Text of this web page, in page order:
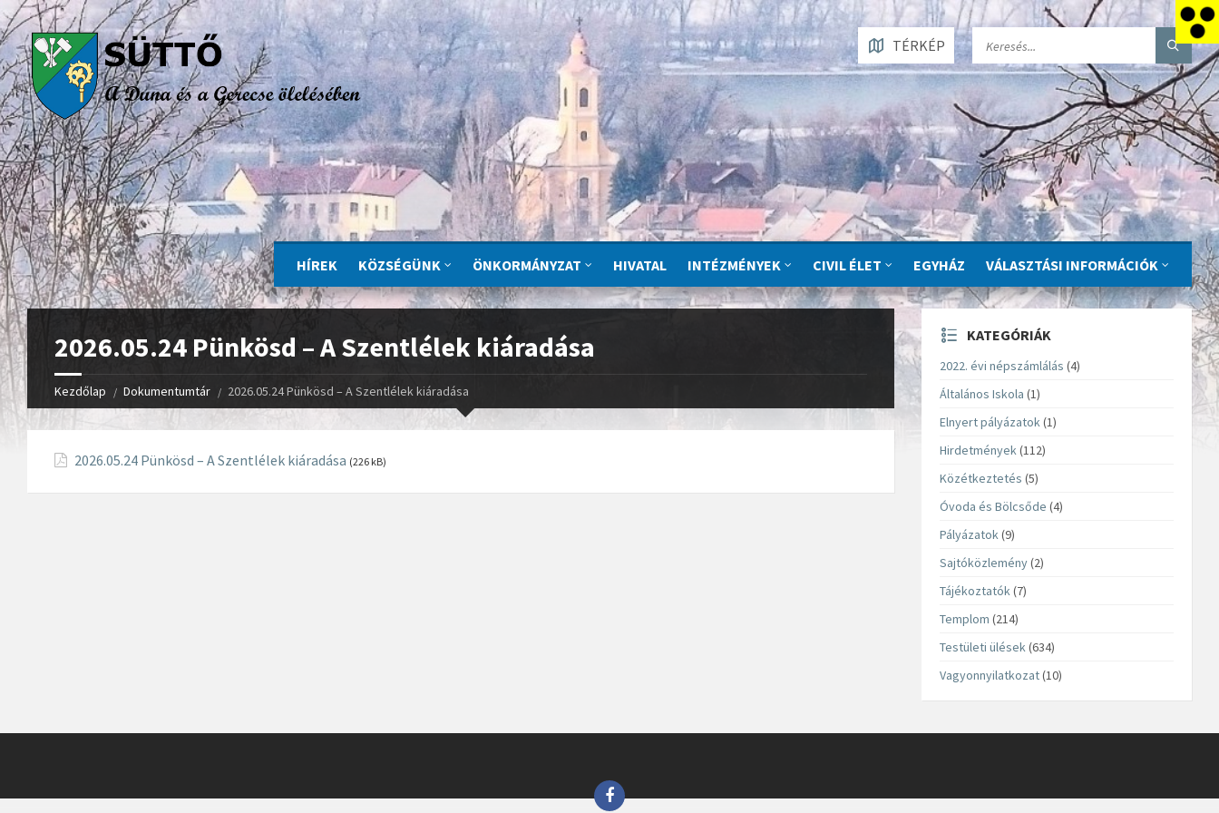
HÍREK KÖZSÉGÜNK ÖNKORMÁNYZAT HIVATAL INTÉZMÉNYEK CIVIL ÉLET EGYHÁZ VÁLASZTÁSI INFORMÁCIÓK
TÉRKÉP
2026.05.24 Pünkösd – A Szentlélek kiáradása
Kezdőlap Dokumentumtár 2026.05.24 Pünkösd – A Szentlélek kiáradása
2026.05.24 Pünkösd – A Szentlélek kiáradása (226 kB)
KATEGÓRIÁK
2022. évi népszámlálás (4)
Általános Iskola (1)
Elnyert pályázatok(1)
Hirdetmények(112)
Közétkeztetés (5)
Óvoda és Bölcsőde (4)
Pályázatok(9)
Sajtóközlemény(2)
Tájékoztatók(7)
Templom (214)
Testületi ülések(634)
Vagyonnyilatkozat(10)